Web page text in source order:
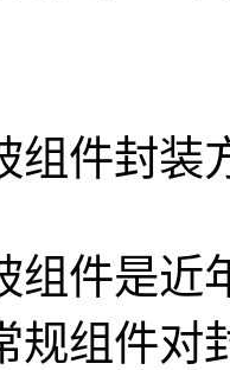
组件封装
组件是近
规组件对